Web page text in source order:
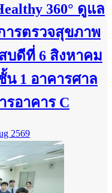
360° ดูแล
รตรวจสุขภาพ
บดีที่ 6 สิงหาคม
น 1 อาคารศาล
อาคาร C
2569